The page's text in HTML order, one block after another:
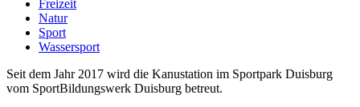
Freizeit
Natur
Sport
Wassersport
Seit dem Jahr 2017 wird die Kanustation im Sportpark Duisburg
vom SportBildungswerk Duisburg betreut.